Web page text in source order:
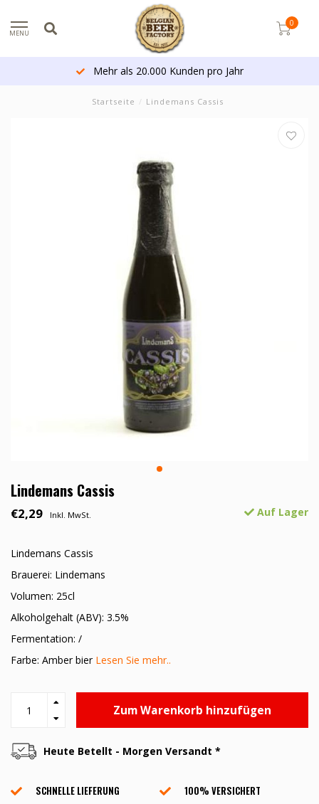
MENU
0
Mehr als 20.000 Kunden pro Jahr
Startseite / Lindemans Cassis
Lindemans Cassis
€2,29 Inkl. MwSt. Auf Lager
Lindemans Cassis
Brauerei: Lindemans
Volumen: 25cl
Alkoholgehalt (ABV): 3.5%
Fermentation: /
Farbe: Amber bier Lesen Sie mehr..
Zum Warenkorb hinzufügen
Heute Betellt - Morgen Versandt *
SCHNELLE LIEFERUNG
100% VERSICHERT